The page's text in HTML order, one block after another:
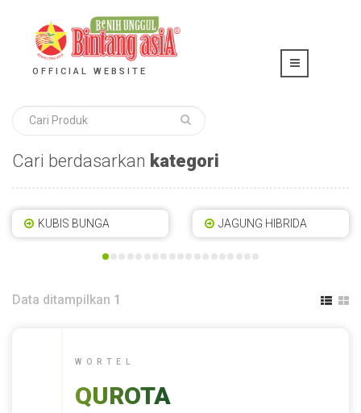
OFFICIAL WEBSITE
Cari berdasarkan kategori
KUBIS BUNGA JAGUNG HIBRIDA
Data ditampilkan 1
WORTEL
QUROTA